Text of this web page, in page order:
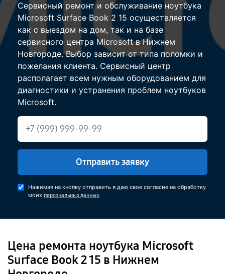
Сервисный ремонт и обслуживание ноутбука
Microsoft Surface Book 2 15 осуществляется
как с выездом на дом, так и на базе
сервисного центра Microsoft в Нижнем
Новгороде. Выбор зависит от типа поломки и
пожелания клиента. Сервисный центр
располагает всем нужным оборудованием для
диагностики и устранения проблем ноутбуков
Microsoft.
Отправить заявку
Нажимая на кнопку отправить я даю свое согласие на обработку
моих персональных данных.
Цена ремонта ноутбука Microsoft
Surface Book 2 15 в Нижнем